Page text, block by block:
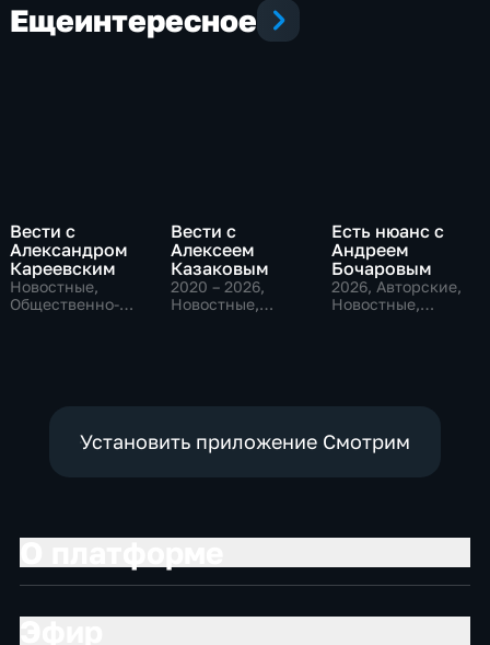
Ещеинтересное
Вести с
Александром
Кареевским
Новостные,
Общественно-
Вести с
Алексеем
Казаковым
2020 – 2026,
Новостные,
Есть нюанс с
Андреем
Бочаровым
2026, Авторские,
Новостные,
Установить приложение Смотрим